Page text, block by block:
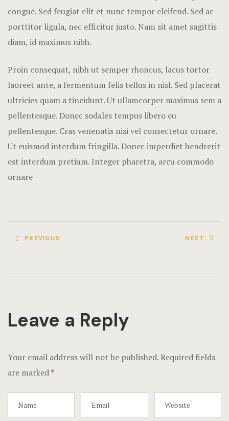
Testimonial
Contact &
congue. Sed feugiat elit et nunc tempor eleifend. Sed ac
porttitor ligula, nec efficitur justo. Nam sit amet sagittis
diam, id maximus nibh.
Proin consequat, nibh ut semper rhoncus, lacus tortor
laoreet ante, a fermentum felis tellus in nisl. Sed placerat
ultricies quam a tincidunt. Ut ullamcorper maximus sem a
pellentesque. Donec sodales tempus libero eu
pellentesque. Cras venenatis nisi vel consectetur ornare.
Ut euismod interdum fringilla. Donec imperdiet hendrerit
est interdum pretium. Integer pharetra, arcu commodo
ornare
PREVIOUS NEXT
Leave a Reply
Your email address will not be published. Required fields
are marked*